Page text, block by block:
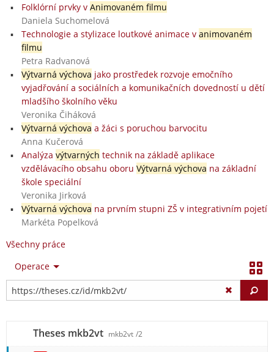
Folklórní prvky v Animovaném filmu
Daniela Suchomelová
Technologie a stylizace loutkové animace v animovaném
filmu
Petra Radvanová
Výtvarná výchova jako prostředek rozvoje emočního
vyjadřování a sociálních a komunikačních dovedností u dětí
mladšího školního věku
Veronika Čiháková
Výtvarná výchova a žáci s poruchou barvocitu
Anna Kučerová
Analýza výtvarných technik na základě aplikace
vzdělávacího obsahu oboru Výtvarná výchova na základní
škole speciální
Veronika Jirková
Výtvarná výchova na prvním stupni ZŠ v integrativním pojetí
Markéta Popelková
Všechny práce
Operace
Theses mkb2vt mkb2vt /2